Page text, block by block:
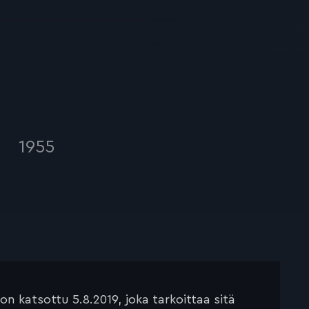
1955
katsottu 5.8.2019, joka tarkoittaa sitä